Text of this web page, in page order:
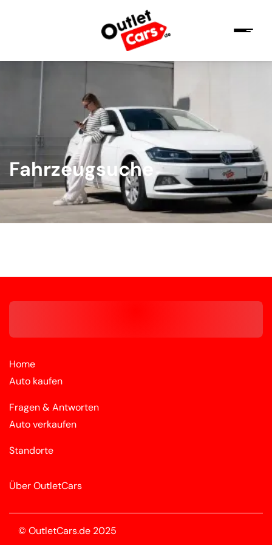
Fahrzeugsuche
Home
Auto kaufen
Fragen & Antworten
Auto verkaufen
Standorte
Über OutletCars
© OutletCars.de 2025